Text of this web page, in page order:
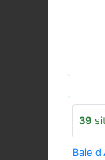
39
Baie